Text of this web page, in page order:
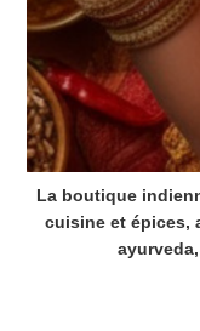
La boutique
cuisine et épices,